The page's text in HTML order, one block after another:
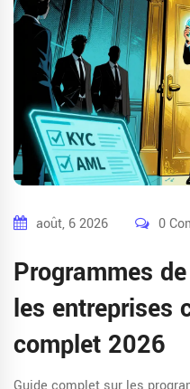
août, 6 2026 0
Programmes
les entreprises
complet 2026